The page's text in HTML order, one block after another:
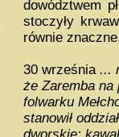
dowództwem
stoczyły
równie
30 września ...
że Zaremba na
folwarku
stanowił